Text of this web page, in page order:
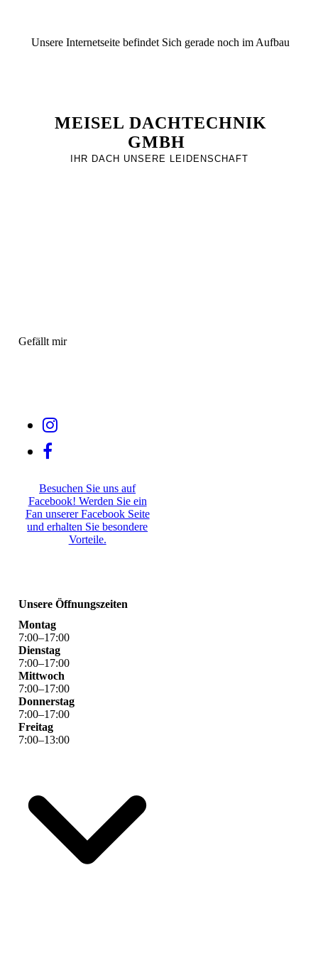
Unsere Internetseite befindet Sich gerade noch im Aufbau
MEISEL DACHTECHNIK
GMBH
IHR DACH UNSERE LEIDENSCHAFT
Gefällt mir
Besuchen Sie uns auf
Facebook! Werden Sie ein
Fan unserer Facebook Seite
und erhalten Sie besondere
Vorteile.
Unsere Öffnungszeiten
Montag
7:00–17:00
Dienstag
7:00–17:00
Mittwoch
7:00–17:00
Donnerstag
7:00–17:00
Freitag
7:00–13:00